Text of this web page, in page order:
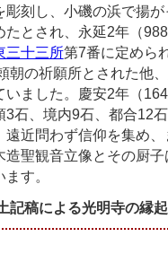
彫刻し、小磯の浜で揚
たとされ、永延2年（
三十三所第7番に定めら
朝の祈願所とされた他
いました。慶安2年（
3石、境内9石、都合12
遠近問わず信仰を集め
造聖観音立像とその厨
す。
記稿による光明寺の縁起